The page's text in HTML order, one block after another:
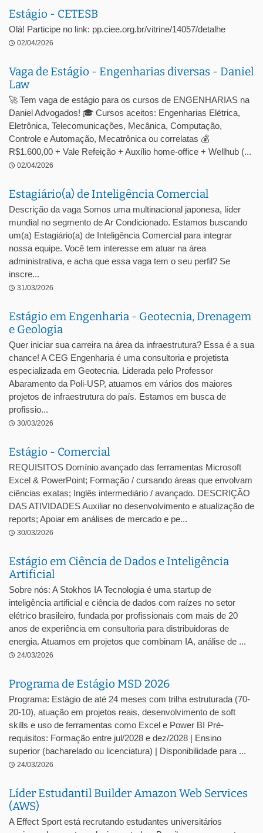
Estágio - CETESB
Olá! Participe no link: pp.ciee.org.br/vitrine/14057/detalhe
02/04/2026
Vaga de Estágio - Engenharias diversas - Daniel
Law
🚀 Tem vaga de estágio para os cursos de ENGENHARIAS na
Daniel Advogados! 🎓 Cursos aceitos: Engenharias Elétrica,
Eletrônica, Telecomunicações, Mecânica, Computação,
Controle e Automação, Mecatrônica ou correlatas 💰
R$1.600,00 + Vale Refeição + Auxílio home-office + Wellhub (...
02/04/2026
Estagiário(a) de Inteligência Comercial
Descrição da vaga Somos uma multinacional japonesa, líder
mundial no segmento de Ar Condicionado. Estamos buscando
um(a) Estagiário(a) de Inteligência Comercial para integrar
nossa equipe. Você tem interesse em atuar na área
administrativa, e acha que essa vaga tem o seu perfil? Se
inscre...
31/03/2026
Estágio em Engenharia - Geotecnia, Drenagem
e Geologia
Quer iniciar sua carreira na área da infraestrutura? Essa é a sua
chance! A CEG Engenharia é uma consultoria e projetista
especializada em Geotecnia. Liderada pelo Professor
Abaramento da Poli-USP, atuamos em vários dos maiores
projetos de infraestrutura do país. Estamos em busca de
profissio...
30/03/2026
Estágio - Comercial
REQUISITOS Domínio avançado das ferramentas Microsoft
Excel & PowerPoint; Formação / cursando áreas que envolvam
ciências exatas; Inglês intermediário / avançado. DESCRIÇÃO
DAS ATIVIDADES Auxiliar no desenvolvimento e atualização de
reports; Apoiar em análises de mercado e pe...
30/03/2026
Estágio em Ciência de Dados e Inteligência
Artificial
Sobre nós: A Stokhos IA Tecnologia é uma startup de
inteligência artificial e ciência de dados com raízes no setor
elétrico brasileiro, fundada por profissionais com mais de 20
anos de experiência em consultoria para distribuidoras de
energia. Atuamos em projetos que combinam IA, análise de ...
24/03/2026
Programa de Estágio MSD 2026
Programa: Estágio de até 24 meses com trilha estruturada (70-
20-10), atuação em projetos reais, desenvolvimento de soft
skills e uso de ferramentas como Excel e Power BI Pré-
requisitos: Formação entre jul/2028 e dez/2028 | Ensino
superior (bacharelado ou licenciatura) | Disponibilidade para ...
24/03/2026
Líder Estudantil Builder Amazon Web Services
(AWS)
A Effect Sport está recrutando estudantes universitários